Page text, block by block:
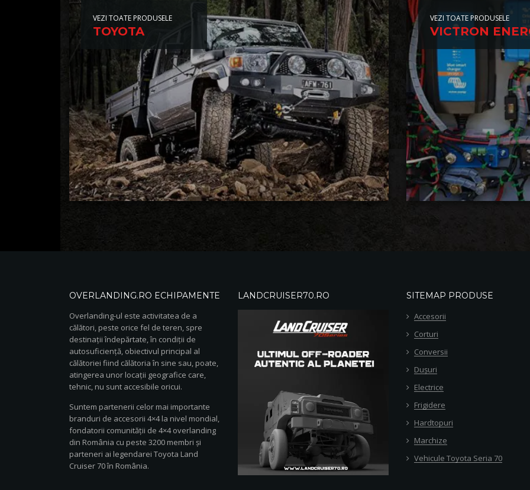
VEZI TOATE PRODUSELE
TOYOTA
VEZI TOATE PRODUSELE
VICTRON
OVERLANDING.RO ECHIPAMENTE
Overlanding-ul este activitatea de a
călători, peste orice fel de teren, spre
destinații îndepărtate, în condiții de
autosuficiență, obiectivul principal al
călătoriei fiind călătoria în sine sau, poate,
atingerea unor locații geografice care,
tehnic, nu sunt accesibile oricui.
Suntem partenerii celor mai importante
branduri de accesorii 4×4 la nivel mondial,
fondatorii comunității de 4×4 overlanding
din România cu peste 3200 membri și
parteneri ai legendarei Toyota Land
Cruiser 70 în România.
LANDCRUISER70.RO
SITEMAP PRODUSE
Accesorii
Corturi
Conversii
Dușuri
Electrice
Frigidere
Hardtopuri
Marchize
Vehicule Toyota Seria 70